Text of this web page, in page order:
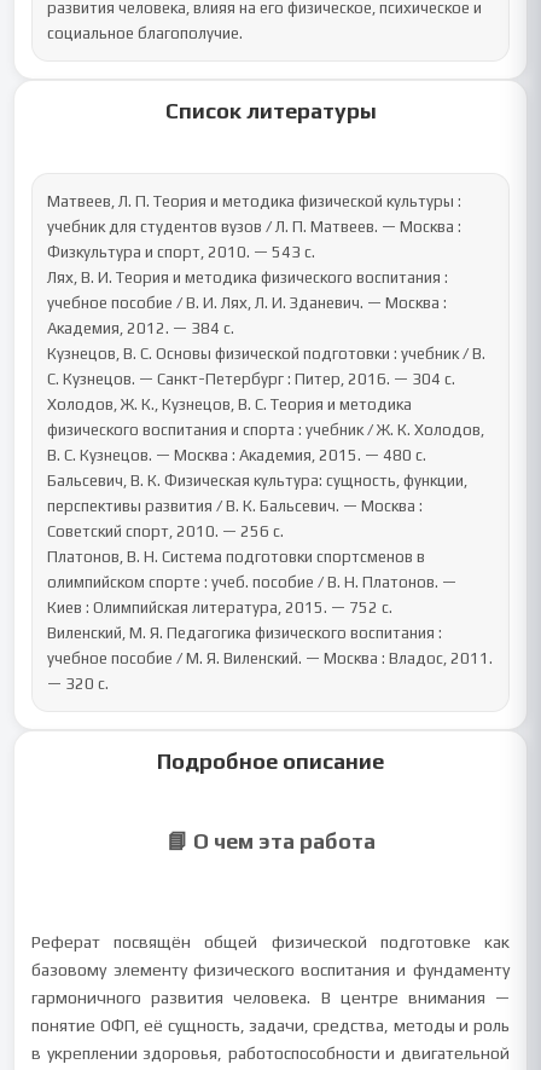
развития человека, влияя на его физическое, психическое и
социальное благополучие.
Список литературы
Матвеев, Л. П. Теория и методика физической культуры :
учебник для студентов вузов / Л. П. Матвеев. — Москва :
Физкультура и спорт, 2010. — 543 с.
Лях, В. И. Теория и методика физического воспитания :
учебное пособие / В. И. Лях, Л. И. Зданевич. — Москва :
Академия, 2012. — 384 с.
Кузнецов, В. С. Основы физической подготовки : учебник / В.
С. Кузнецов. — Санкт-Петербург : Питер, 2016. — 304 с.
Холодов, Ж. К., Кузнецов, В. С. Теория и методика
физического воспитания и спорта : учебник / Ж. К. Холодов,
В. С. Кузнецов. — Москва : Академия, 2015. — 480 с.
Бальсевич, В. К. Физическая культура: сущность, функции,
перспективы развития / В. К. Бальсевич. — Москва :
Советский спорт, 2010. — 256 с.
Платонов, В. Н. Система подготовки спортсменов в
олимпийском спорте : учеб. пособие / В. Н. Платонов. —
Киев : Олимпийская литература, 2015. — 752 с.
Виленский, М. Я. Педагогика физического воспитания :
учебное пособие / М. Я. Виленский. — Москва : Владос, 2011.
— 320 с.
Подробное описание
📘 О чем эта работа
Реферат посвящён общей физической подготовке как
базовому элементу физического воспитания и фундаменту
гармоничного развития человека. В центре внимания —
понятие ОФП, её сущность, задачи, средства, методы и роль
в укреплении здоровья, работоспособности и двигательной